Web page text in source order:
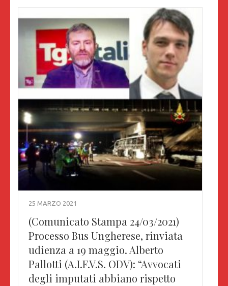
25 MARZO 2021
(Comunicato Stampa 24/03/2021)
Processo Bus Ungherese, rinviata
udienza a 19 maggio. Alberto
Pallotti (A.I.F.V.S. ODV): “Avvocati
degli imputati abbiano rispetto